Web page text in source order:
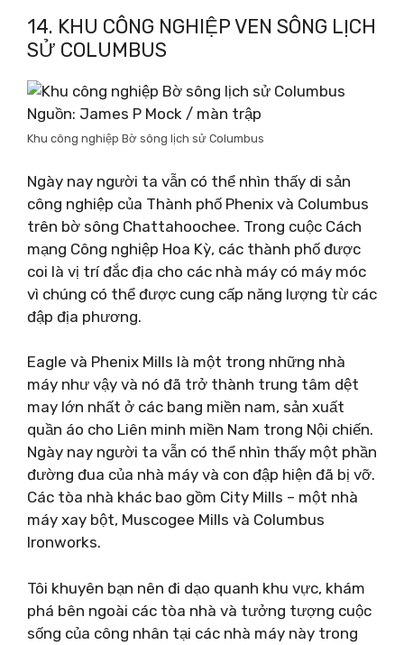
14. KHU CÔNG NGHIỆP VEN SÔNG LỊCH
SỬ COLUMBUS
Nguồn: James P Mock / màn trập
Khu công nghiệp Bờ sông lịch sử Columbus
Ngày nay người ta vẫn có thể nhìn thấy di sản
công nghiệp của Thành phố Phenix và Columbus
trên bờ sông Chattahoochee. Trong cuộc Cách
mạng Công nghiệp Hoa Kỳ, các thành phố được
coi là vị trí đắc địa cho các nhà máy có máy móc
vì chúng có thể được cung cấp năng lượng từ các
đập địa phương.
Eagle và Phenix Mills là một trong những nhà
máy như vậy và nó đã trở thành trung tâm dệt
may lớn nhất ở các bang miền nam, sản xuất
quần áo cho Liên minh miền Nam trong Nội chiến.
Ngày nay người ta vẫn có thể nhìn thấy một phần
đường đua của nhà máy và con đập hiện đã bị vỡ.
Các tòa nhà khác bao gồm City Mills – một nhà
máy xay bột, Muscogee Mills và Columbus
Ironworks.
Tôi khuyên bạn nên đi dạo quanh khu vực, khám
phá bên ngoài các tòa nhà và tưởng tượng cuộc
sống của công nhân tại các nhà máy này trong